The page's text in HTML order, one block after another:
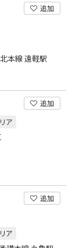
追加
本線 遠軽駅
追加
ア
追加
ア